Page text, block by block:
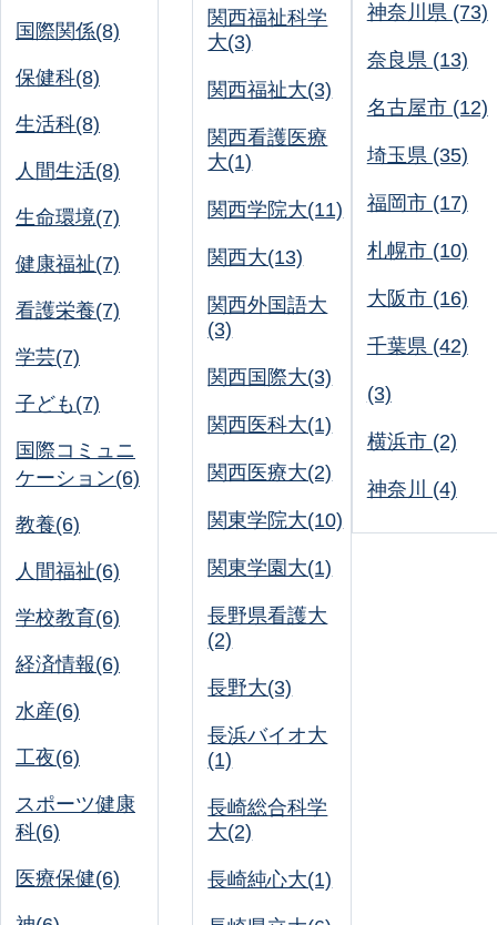
国際関係(8)
保健科(8)
生活科(8)
人間生活(8)
生命環境(7)
健康福祉(7)
看護栄養(7)
学芸(7)
子ども(7)
国際コミュニ
ケーション(6)
教養(6)
人間福祉(6)
学校教育(6)
経済情報(6)
水産(6)
工夜(6)
スポーツ健康
科(6)
医療保健(6)
関西福祉科学
大(3)
関西福祉大(3)
関西看護医療
大(1)
関西学院大(11)
関西大(13)
関西外国語大
(3)
関西国際大(3)
関西医科大(1)
関西医療大(2)
関東学院大(10)
関東学園大(1)
長野県看護大
(2)
長野大(3)
長浜バイオ大
(1)
長崎総合科学
大(2)
長崎純心大(1)
神奈川県 (73)
奈良県 (13)
名古屋市 (12)
埼玉県 (35)
福岡市 (17)
札幌市 (10)
大阪市 (16)
千葉県 (42)
(3)
横浜市 (2)
神奈川 (4)